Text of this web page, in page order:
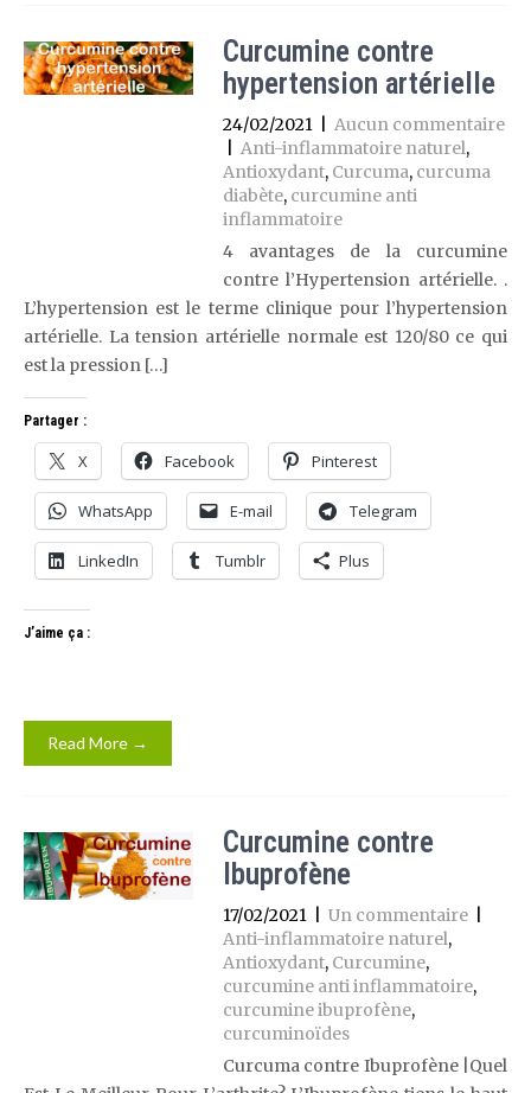
Curcumine contre
hypertension artérielle
24/02/2021
Aucun commentaire
Anti-inflammatoire naturel,
Antioxydant, Curcuma, curcuma
diabète, curcumine anti
inflammatoire
4 avantages de la curcumine
contre l’Hypertension artérielle. .
L’hypertension est le terme clinique pour l’hypertension
artérielle. La tension artérielle normale est 120/80 ce qui
est la pression […]
Partager :
X Facebook Pinterest
WhatsApp E-mail Telegram
LinkedIn Tumblr Plus
J’aime ça :
Read More →
Curcumine contre
Ibuprofène
17/02/2021 Un commentaire
Anti-inflammatoire naturel,
Antioxydant, Curcumine,
curcumine anti inflammatoire,
curcumine ibuprofène,
curcuminoïdes
Curcuma contre Ibuprofène |Quel